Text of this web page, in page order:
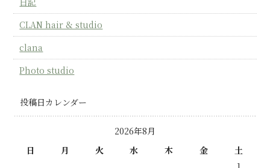
CLAN hair & studio
clana
Photo studio
投稿日カレンダー
2026年8月
日
月 火 水 木 金
土